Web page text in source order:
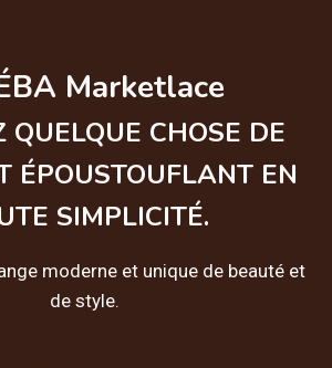
Marketlace
QUELQUE CHOSE DE
ÉPOUSTOUFLANT EN
SIMPLICITÉ.
moderne et unique de beauté et
de style.